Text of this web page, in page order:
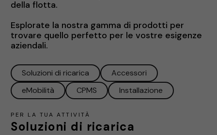
della flotta.
Esplorate la nostra gamma di prodotti per
trovare quello perfetto per le vostre esigenze
aziendali.
Soluzioni di ricarica
Accessori
eMobilità
CPMS Installazione
PER LA TUA ATTIVITÀ
Soluzioni di ricarica